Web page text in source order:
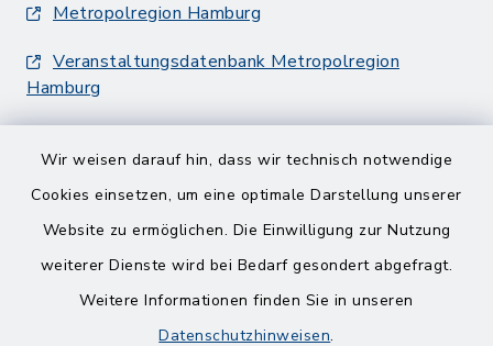
Wir weisen darauf hin, dass wir technisch notwendige
Cookies einsetzen, um eine optimale Darstellung unserer
Website zu ermöglichen. Die Einwilligung zur Nutzung
weiterer Dienste wird bei Bedarf gesondert abgefragt.
Weitere Informationen finden Sie in unseren
Datenschutzhinweisen.
Metropolregion Hamburg
Veranstaltungsdatenbank Metropolregion
Hamburg
Barrierefreiheit